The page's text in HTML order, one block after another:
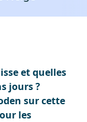
et quelles
jours ?
sur cette
les